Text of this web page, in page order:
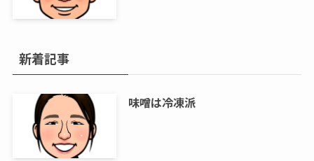
新着記事
味噌は冷凍派